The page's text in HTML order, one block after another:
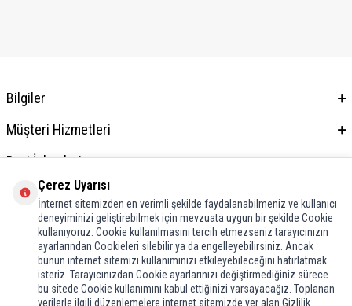
Bilgiler
Müşteri Hizmetleri
Bayi İşlemleri
Adres & İletişim
Çerez Uyarısı
İnternet sitemizden en verimli şekilde faydalanabilmeniz ve kullanıcı
deneyiminizi geliştirebilmek için mevzuata uygun bir şekilde Cookie
kullanıyoruz. Cookie kullanılmasını tercih etmezseniz tarayıcınızın
ayarlarından Cookieleri silebilir ya da engelleyebilirsiniz. Ancak
bunun internet sitemizi kullanımınızı etkileyebileceğini hatırlatmak
isteriz. Tarayıcınızdan Cookie ayarlarınızı değiştirmediğiniz sürece
bu sitede Cookie kullanımını kabul ettiğinizi varsayacağız. Toplanan
verilerle ilgili düzenlemelere internet sitemizde yer alan Gizlilik